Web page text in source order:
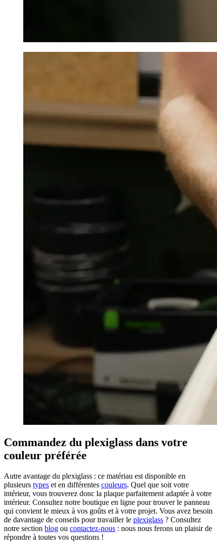
Commandez du plexiglass dans votre
couleur préférée
Autre avantage du plexiglass : ce matériau est disponible en
plusieurs types et en différentes couleurs. Quel que soit votre
intérieur, vous trouverez donc la plaque parfaitement adaptée à votre
intérieur. Consultez notre boutique en ligne pour trouver le panneau
qui convient le mieux à vos goûts et à votre projet. Vous avez besoin
de davantage de conseils pour travailler le plexiglass ? Consultez
notre section blog ou contactez-nous : nous nous ferons un plaisir de
répondre à toutes vos questions !